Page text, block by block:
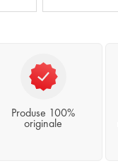
Produse 100%
originale